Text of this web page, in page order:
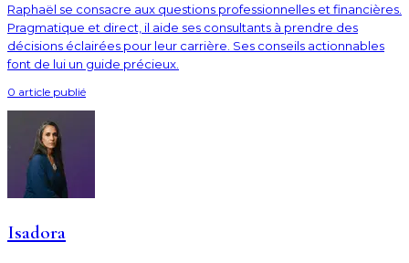
Raphaël se consacre aux questions professionnelles et financières.
Pragmatique et direct, il aide ses consultants à prendre des
décisions éclairées pour leur carrière. Ses conseils actionnables
font de lui un guide précieux.
0 article publié
Isadora